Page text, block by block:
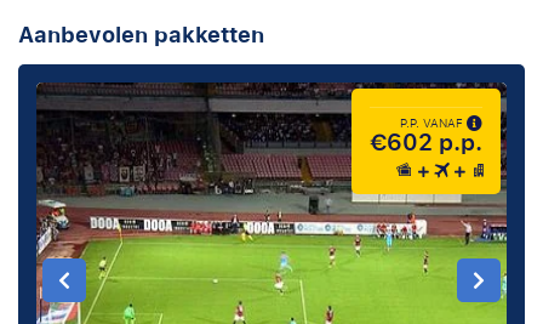
Aanbevolen pakketten
P.P. VANAF
€602 p.p.